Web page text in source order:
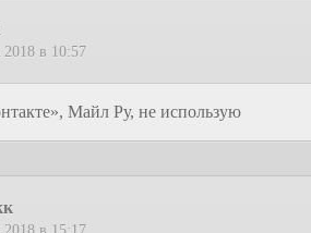
в 10:57
Майл Ру, не использую